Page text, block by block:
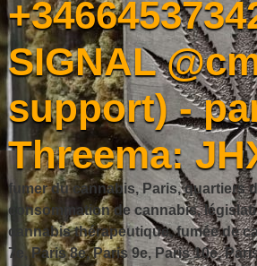
SIGNAL
support) -
Threema:
fumer du cannabis, Paris, quartiers
consommation de cannabis,
cannabis thérapeutique, fumée de
7e, Paris 8e, Paris 9e, Paris 10e,